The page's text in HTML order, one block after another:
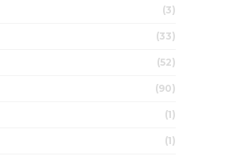
(3)
(33)
(52)
(90)
(1)
(1)